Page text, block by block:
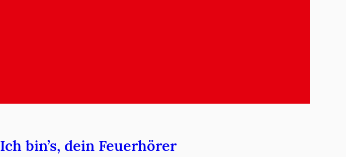
Ich bin’s, dein Feuerhörer